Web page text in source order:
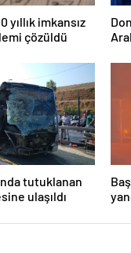
yıllık imkansız
çözüldü
tutuklanan
ulaşıldı